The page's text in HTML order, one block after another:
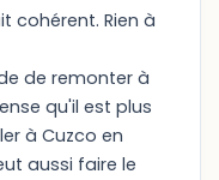
cohérent. Rien à
de remonter à
qu'il est plus
à Cuzco en
aussi faire le